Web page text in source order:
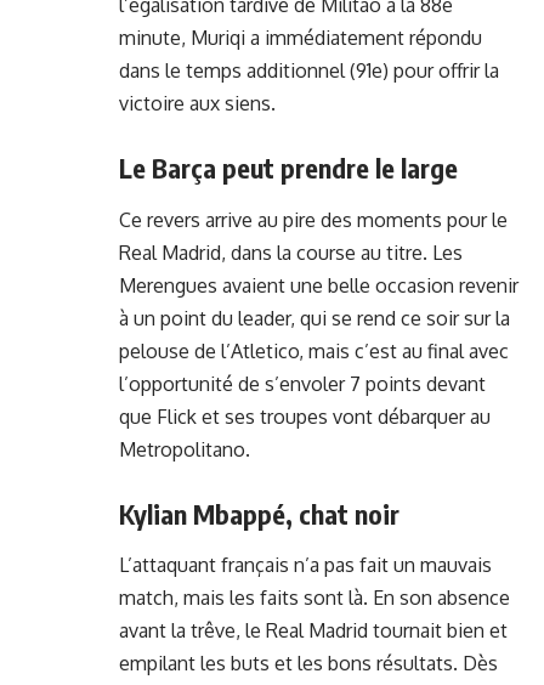
minute, Muriqi a immédiatement répondu
dans le temps additionnel (91e) pour offrir la
victoire aux siens.
Le Barça peut prendre le large
Ce revers arrive au pire des moments pour le
Real Madrid, dans la course au titre. Les
Merengues avaient une belle occasion revenir
à un point du leader, qui se rend ce soir sur la
pelouse de l’Atletico, mais c’est au final avec
l’opportunité de s’envoler 7 points devant
que Flick et ses troupes vont débarquer au
Metropolitano.
Kylian Mbappé, chat noir
L’attaquant français n’a pas fait un mauvais
match, mais les faits sont là. En son absence
avant la trêve, le Real Madrid tournait bien et
empilant les buts et les bons résultats. Dès